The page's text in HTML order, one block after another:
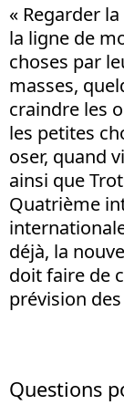
« Regarder
la ligne de
choses par
masses,
craindre les
les petites
oser, quand
ainsi que
Quatrième
déjà, la
doit faire de
prévision
Questions